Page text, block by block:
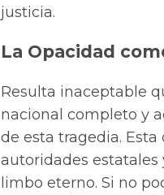
justicia.
La Opacidad
Resulta inaceptable
nacional completo y
de esta tragedia.
autoridades estatales
limbo eterno. Si no